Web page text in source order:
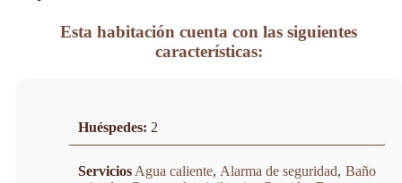
Esta habitación cuenta con las siguientes
características:
Huéspedes: 2
Servicios Agua caliente, Alarma de seguridad, Baño